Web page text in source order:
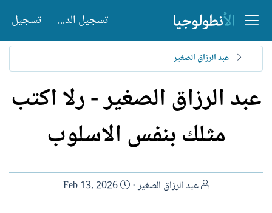
تسجيل الدخول تسجيل
عبد الرزاق الصغير
عبد الرزاق الصغير - رلا اكتب
مثلك بنفس الاسلوب
ا
ل
عبد الرزاق الصغير
ت
ا
Feb 13, 2026